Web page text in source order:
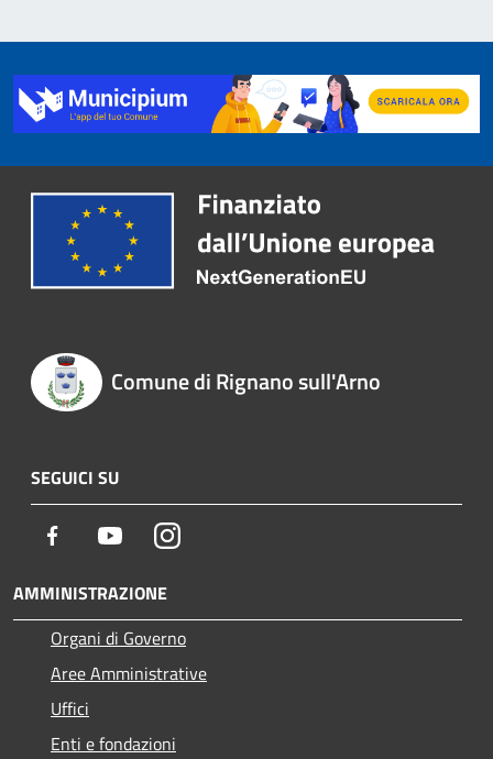
Comune di Rignano sull'Arno
SEGUICI SU
Facebook YoutubeInstagram
AMMINISTRAZIONE
Organi di Governo
Aree Amministrative
Uffici
Enti e fondazioni